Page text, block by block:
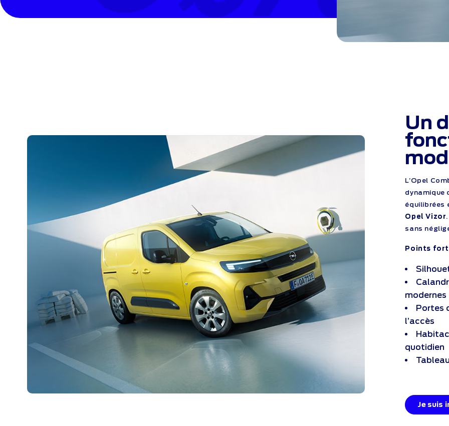
Un
L’Opel
dynamique
équilibrées
Opel Vizor
sans
Points
modernes
Portes
l’accès
quotidien
Je suis